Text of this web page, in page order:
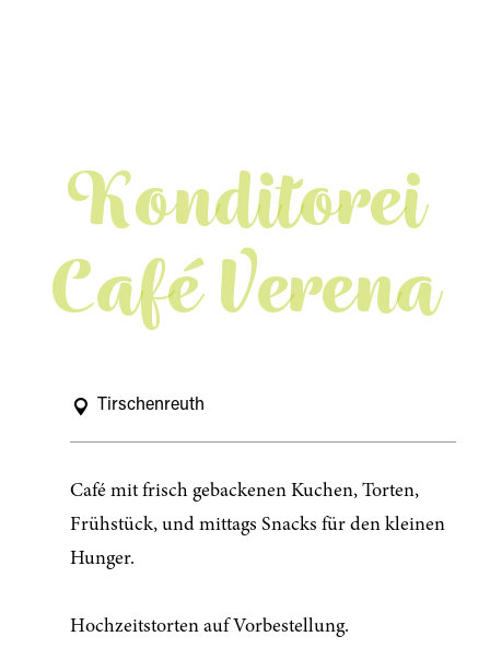
Konditorei
Café Verena
Tirschenreuth
Café mit frisch gebackenen Kuchen, Torten,
Frühstück, und mittags Snacks für den kleinen
Hunger.
Hochzeitstorten auf Vorbestellung.